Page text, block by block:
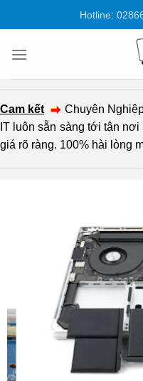
dung
Hotline:
Cam kết
Chuyên
IT luôn sẵn sàng tới tận
giá rõ ràng. 100% hài lòng